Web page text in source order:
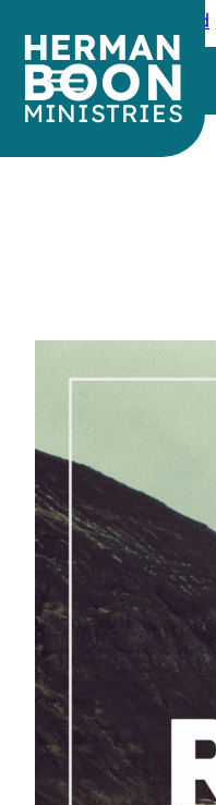
Ga naar hoofdinhoud
MINISTRIES
BOON
HERMAN